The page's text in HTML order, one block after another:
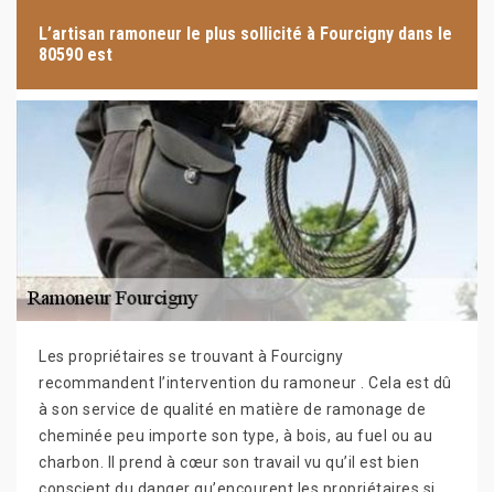
L’artisan ramoneur le plus sollicité à Fourcigny dans le
80590 est
Les propriétaires se trouvant à Fourcigny
recommandent l’intervention du ramoneur . Cela est dû
à son service de qualité en matière de ramonage de
cheminée peu importe son type, à bois, au fuel ou au
charbon. Il prend à cœur son travail vu qu’il est bien